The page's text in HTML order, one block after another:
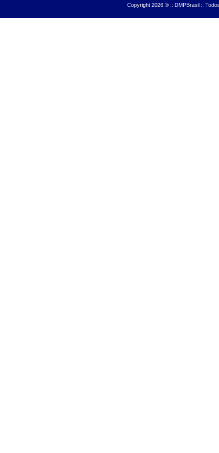
Copyright 2026 ® .: DMPBrasil :.